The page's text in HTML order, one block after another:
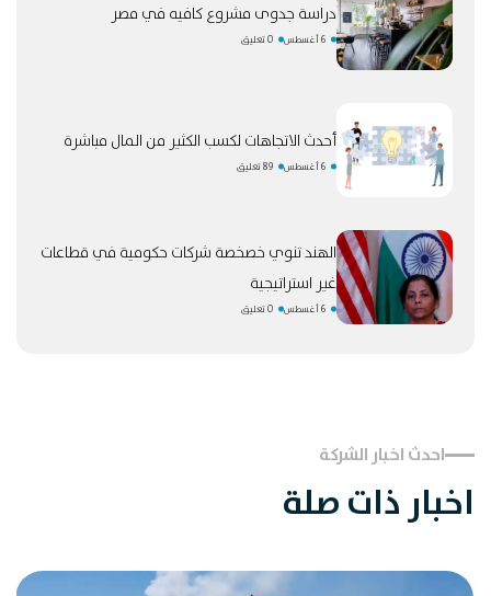
دراسة جدوى مشروع كافيه في مصر
6 أغسطس 0 تعليق
أحدث الاتجاهات لكسب الكثير من المال مباشرة
6 أغسطس 89 تعليق
الهند تنوي خصخصة شركات حكومية في قطاعات
غير استراتيجية
6 أغسطس 0 تعليق
احدث اخبار الشركة
اخبار ذات صلة